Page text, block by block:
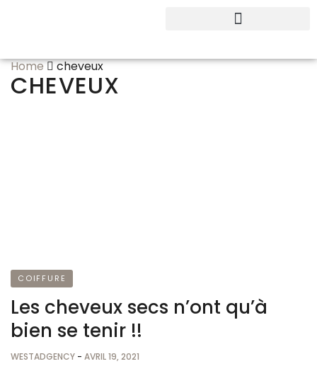
Home cheveux
CHEVEUX
COIFFURE
Les cheveux secs n’ont qu’à
bien se tenir !!
WESTADGENCY - AVRIL 19, 2021